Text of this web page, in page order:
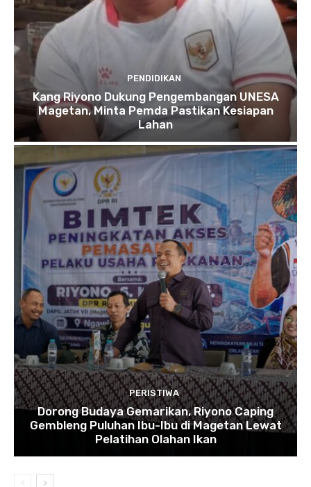
PENDIDIKAN
Kang Riyono Dukung Pengembangan UNESA
Magetan, Minta Pemda Pastikan Kesiapan
Lahan
PERISTIWA
Dorong Budaya Gemarikan, Riyono Caping
Gembleng Puluhan Ibu-Ibu di Magetan Lewat
Pelatihan Olahan Ikan